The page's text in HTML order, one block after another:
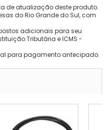
de atualização deste produto.
do Rio Grande do Sul, com
adicionais para seu
Tributária e ICMS -
para pagamento antecipado.